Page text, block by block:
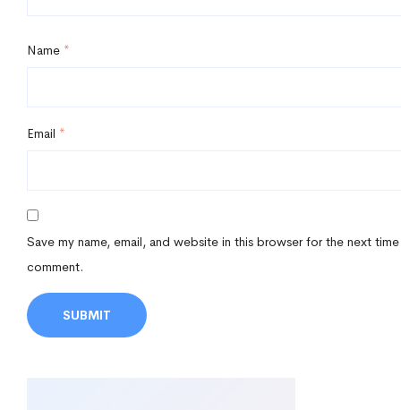
Name *
Email *
Save my name, email, and website in this browser for the next
comment.